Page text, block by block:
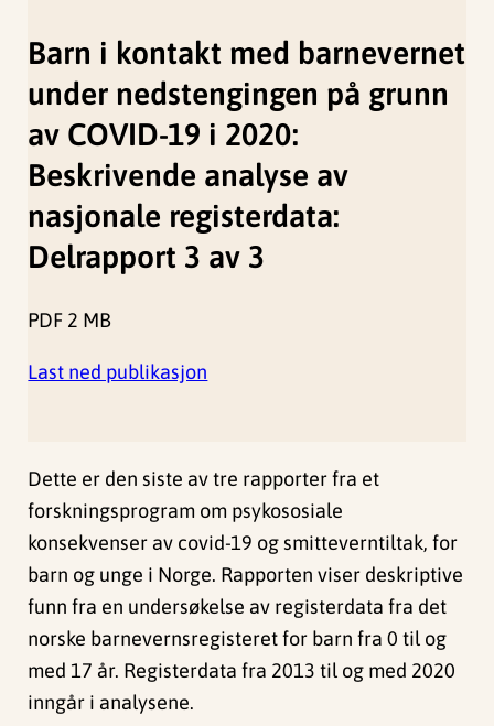
Barn i kontakt med barnevernet
under nedstengingen på grunn
av COVID-19 i 2020:
Beskrivende analyse av
nasjonale registerdata:
Delrapport 3 av 3
PDF 2 MB
Last ned publikasjon
Dette er den siste av tre rapporter fra et
forskningsprogram om psykososiale
konsekvenser av covid-19 og smitteverntiltak, for
barn og unge i Norge. Rapporten viser deskriptive
funn fra en undersøkelse av registerdata fra det
norske barnevernsregisteret for barn fra 0 til og
med 17 år. Registerdata fra 2013 til og med 2020
inngår i analysene.